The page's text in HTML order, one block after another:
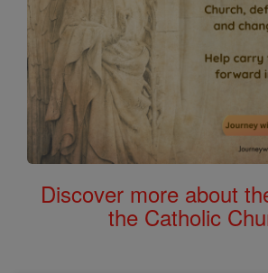
Discover more about
the Catholic